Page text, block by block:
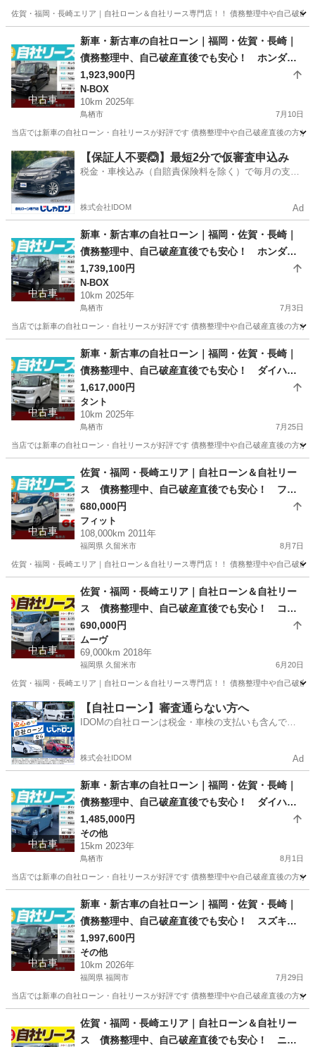
佐賀・福岡・長崎エリア｜自社ローン＆自社リース専門店！！ 債務整理中や自己破
その他 ローン
中古車
新車・新古車の自社ローン｜福岡・佐賀・長崎｜
債務整理中、自己破産直後でも安心！ ホンダ N
-BOXカスタム R07年式
1,923,900円
N-BOX
10km 2025年
鳥栖市 7月10日
当店では新車の自社ローン・自社リースが好評です 債務整理中や自己破産直後の方
佐賀 鳥栖市 N-BOX 車両
【保証人不要🙆】最短2分で仮審査申込み
税金・車検込み（自賠責保険料を除く）で毎月の支払
株式会社IDOM Ad
中古車
新車・新古車の自社ローン｜福岡・佐賀・長崎｜
債務整理中、自己破産直後でも安心！ ホンダ N
-BOX R07年式
1,739,100円
N-BOX
10km 2025年
鳥栖市 7月3日
当店では新車の自社ローン・自社リースが好評です 債務整理中や自己破産直後の方
N-BOX 車両
中古車
新車・新古車の自社ローン｜福岡・佐賀・長崎｜
債務整理中、自己破産直後でも安心！ ダイハ
ツ タント R07年式
1,617,000円
タント
10km 2025年
鳥栖市 7月25日
当店では新車の自社ローン・自社リースが好評です 債務整理中や自己破産直後の方
タント 車両
中古車
佐賀・福岡・長崎エリア｜自社ローン＆自社リー
ス 債務整理中、自己破産直後でも安心！ フィ
ットシャトルＨＶ H23年式
680,000円
フィット
108,000km 2011年
福岡県 久留米市 8月7日
佐賀・福岡・長崎エリア｜自社ローン＆自社リース専門店！！ 債務整理中や自己破
フィット ローン
中古車
佐賀・福岡・長崎エリア｜自社ローン＆自社リー
ス 債務整理中、自己破産直後でも安心！ コミ
コミ定額乗り ダイハツ ムーブ L "SAⅢ" H30
年式
690,000円
ムーヴ
69,000km 2018年
福岡県 久留米市 6月20日
佐賀・福岡・長崎エリア｜自社ローン＆自社リース専門店！！ 債務整理中や自己破
福岡 久留米市 ムーヴ ローン
【自社ローン】審査通らない方へ
IDOMの自社ローンは税金・車検の支払いも含んでい
株式会社IDOM Ad
中古車
新車・新古車の自社ローン｜福岡・佐賀・長崎｜
債務整理中、自己破産直後でも安心！ ダイハ
ツ タフト G R05年式
1,485,000円
その他
15km 2023年
鳥栖市 8月1日
当店では新車の自社ローン・自社リースが好評です 債務整理中や自己破産直後の方
その他 車両
中古車
新車・新古車の自社ローン｜福岡・佐賀・長崎｜
債務整理中、自己破産直後でも安心！ スズキ
スペーシアカスタム R08年式
1,997,600円
その他
10km 2026年
福岡県 福岡市 7月29日
当店では新車の自社ローン・自社リースが好評です 債務整理中や自己破産直後の方
その他 車両
佐賀・福岡・長崎エリア｜自社ローン＆自社リー
ス 債務整理中、自己破産直後でも安心！ ニッ